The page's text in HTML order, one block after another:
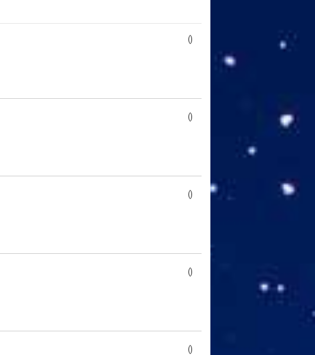
()
()
()
()
()